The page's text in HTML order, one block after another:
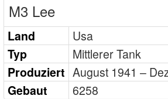
M3 Lee
Land
Usa
Typ
Mittlerer Tank
Produziert August 1941 –
Gebaut
6258